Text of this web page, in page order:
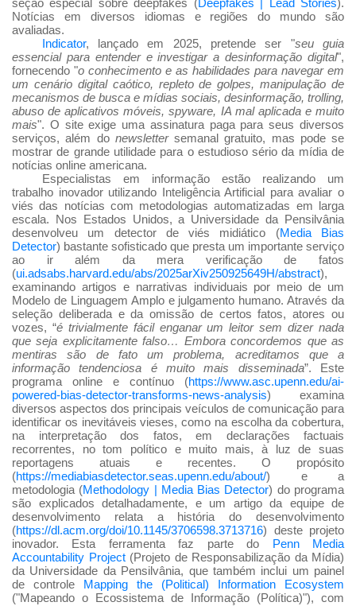
seção especial sobre deepfakes (Deepfakes | Lead Stories).
Notícias em diversos idiomas e regiões do mundo são
avaliadas.
Indicator, lançado em 2025, pretende ser "seu guia
essencial para entender e investigar a desinformação digital",
fornecendo "o conhecimento e as habilidades para navegar em
um cenário digital caótico, repleto de golpes, manipulação de
mecanismos de busca e mídias sociais, desinformação, trolling,
abuso de aplicativos móveis, spyware, IA mal aplicada e muito
mais". O site exige uma assinatura paga para seus diversos
serviços, além do newslettersemanal gratuito, mas pode se
mostrar de grande utilidade para o estudioso sério da mídia de
notícias online americana.
Especialistas em informação estão realizando um
trabalho inovador utilizando Inteligência Artificial para avaliar o
viés das notícias com metodologias automatizadas em larga
escala. Nos Estados Unidos, a Universidade da Pensilvânia
desenvolveu um detector de viés midiático (Media Bias
Detector) bastante sofisticado que presta um importante serviço
ao ir além da mera verificação de fatos
(ui.adsabs.harvard.edu/abs/2025arXiv250925649H/abstract),
examinando artigos e narrativas individuais por meio de um
Modelo de Linguagem Amplo e julgamento humano. Através da
seleção deliberada e da omissão de certos fatos, atores ou
vozes, “é trivialmente fácil enganar um leitor sem dizer nada
que seja explicitamente falso… Embora concordemos que as
mentiras são de fato um problema, acreditamos que a
informação tendenciosa é muito mais disseminada”. Este
programa online e contínuo (https://www.asc.upenn.edu/ai-
powered-bias-detector-transforms-news-analysis) examina
diversos aspectos dos principais veículos de comunicação para
identificar os inevitáveisvieses, como na escolha da cobertura,
na interpretação dos fatos, em declarações factuais
recorrentes, no tom político e muito mais, à luz de suas
reportagens atuais e recentes. O propósito
(https://mediabiasdetector.seas.upenn.edu/about/) e a
metodologia (Methodology | Media Bias Detector) do programa
são explicados detalhadamente, e um artigo da equipe de
desenvolvimento relata a história do desenvolvimento
(https://dl.acm.org/doi/10.1145/3706598.3713716) deste projeto
inovador. Esta ferramenta faz parte do Penn Media
Accountability Project(Projeto de Responsabilização da Mídia)
da Universidade da Pensilvânia, que também inclui um painel
de controle Mapping the (Political) Information Ecosystem
("Mapeando o Ecossistema de Informação (Política)"), com